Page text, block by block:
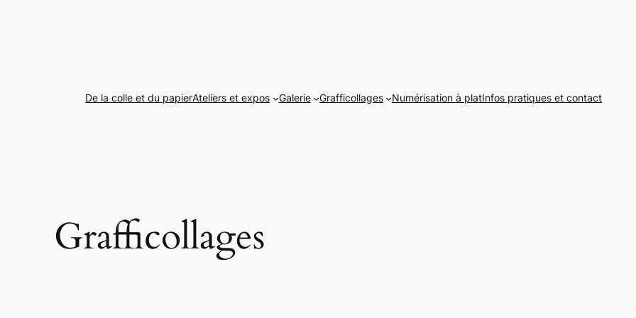
De la colle et du papierAteliers et expos Galerie Grafficollages Numérisation à platInfos pratiques et contact
Grafficollages